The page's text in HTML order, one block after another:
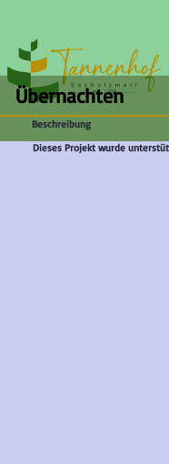
Beschreibung
Übernachten
Dieses Projekt wurde